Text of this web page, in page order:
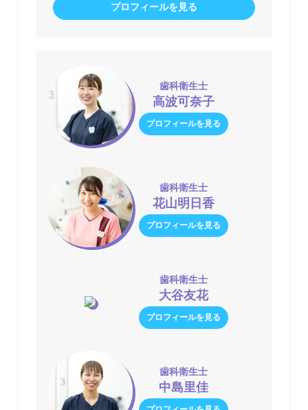
プロフィールを見る
歯科衛生士
高波可奈子
プロフィールを見る
歯科衛生士
花山明日香
プロフィールを見る
歯科衛生士
大谷友花
プロフィールを見る
歯科衛生士
中島里佳